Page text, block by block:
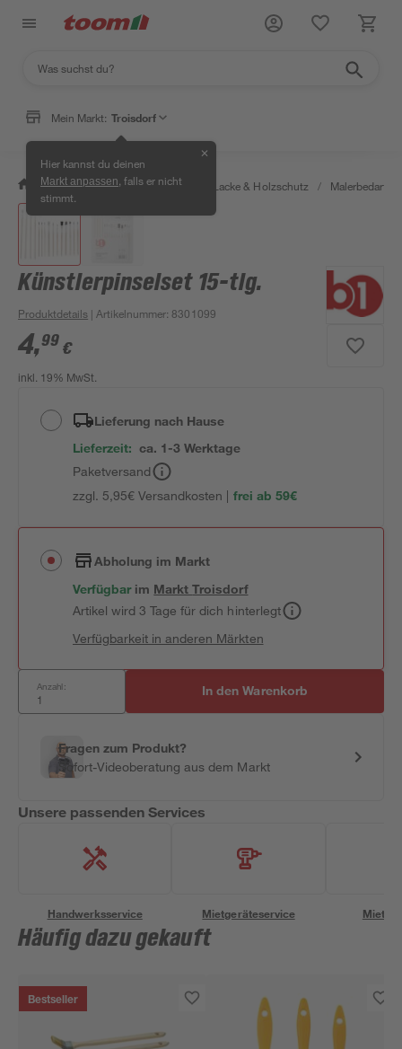
Mein Markt: Troisdorf
Hier kannst du deinen
Markt anpassen , falls er nicht
stimmt.
✕
/ Bauen & Renovieren / Farben, Lacke & Holzschutz / Malerbedarf
Künstlerpinselset 15-tlg.
Produktdetails | Artikelnummer: 8301099
4,99 €
inkl. 19% MwSt.
Lieferung nach Hause
Lieferzeit: ca. 1-3 Werktage
Paketversand
zzgl. 5,95€ Versandkosten | frei ab 59€
Abholung im Markt
Verfügbar im MarktTroisdorf
Artikel wird 3 Tage für dich hinterlegt
Verfügbarkeit in anderen Märkten
Anzahl: In den Warenkorb
Fragen zum Produkt?
Sofort-Videoberatung aus dem Markt
Unsere passenden Services
Handwerksservice Mietgeräteservice
Häufig dazu gekauft
Bestseller